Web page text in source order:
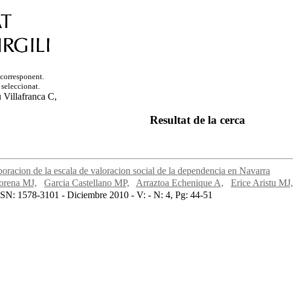
Villafranca C,
Resultat de la cerca
de la escala de valoracion social de la dependencia en Navarra
MJ, Garcia Castellano MP, Arraztoa Echenique A, Erice Aristu MJ,
1578-3101 - Diciembre 2010 - V: - N: 4, Pg: 44-51